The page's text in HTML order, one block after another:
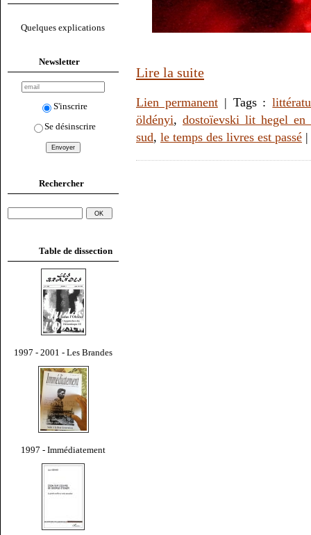
Quelques explications
Newsletter
S'inscrire
Se désinscrire
Rechercher
Table de dissection
1997 - 2001 - Les Brandes
1997 - Immédiatement
Lire la suite
Lien permanent| Tags :
öldényi, dostoïevski lit hegel
sud, le temps des livres est passé |